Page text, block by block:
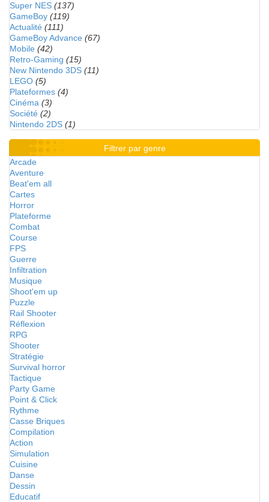
Super NES (137)
GameBoy (119)
Actualité (111)
GameBoy Advance (67)
Mobile (42)
Retro-Gaming (15)
New Nintendo 3DS (11)
LEGO (5)
Plateformes (4)
Cinéma (3)
Société (2)
Nintendo 2DS (1)
Filtrer par genre
Arcade
Aventure
Beat'em all
Cartes
Horror
Plateforme
Combat
Course
FPS
Guerre
Infiltration
Musique
Shoot'em up
Puzzle
Rail Shooter
Réflexion
RPG
Shooter
Stratégie
Survival horror
Tactique
Party Game
Point & Click
Rythme
Casse Briques
Compilation
Action
Simulation
Cuisine
Danse
Dessin
Educatif